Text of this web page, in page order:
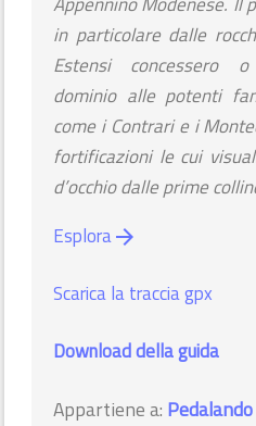
in particolare dalle
Estensi concessero
dominio alle potenti
come i Contrari e i
fortificazioni le cui
d’occhio dalle prime
Esploraarrow_forward
Scarica la traccia gpx
Download della guida
Appartiene a: